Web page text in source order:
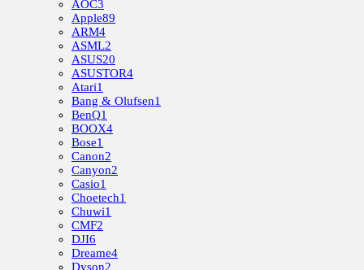
AOC3
Apple89
ARM4
ASML2
ASUS20
ASUSTOR4
Atari1
Bang & Olufsen1
BenQ1
BOOX4
Bose1
Canon2
Canyon2
Casio1
Choetech1
Chuwi1
CMF2
DJI6
Dreame4
Dyson2